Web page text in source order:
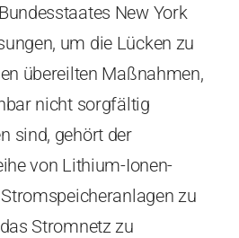
New York
um die Lücken zu
übereilten Maßnahmen,
nicht sorgfältig
sind, gehört der
von Lithium-Ionen-
zu
Stromnetz zu